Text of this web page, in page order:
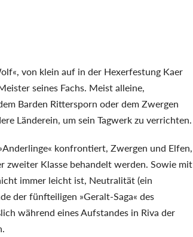
von klein auf in der Hexerfestung Kaer
seines Fachs. Meist alleine,
Barden Rittersporn oder dem Zwergen
Länderein, um sein Tagwerk zu verrichten.
konfrontiert, Zwergen und Elfen,
zweiter Klasse behandelt werden. Sowie mit
immer leicht ist, Neutralität (ein
der fünfteiligen »Geralt-Saga« des
während eines Aufstandes in Riva der